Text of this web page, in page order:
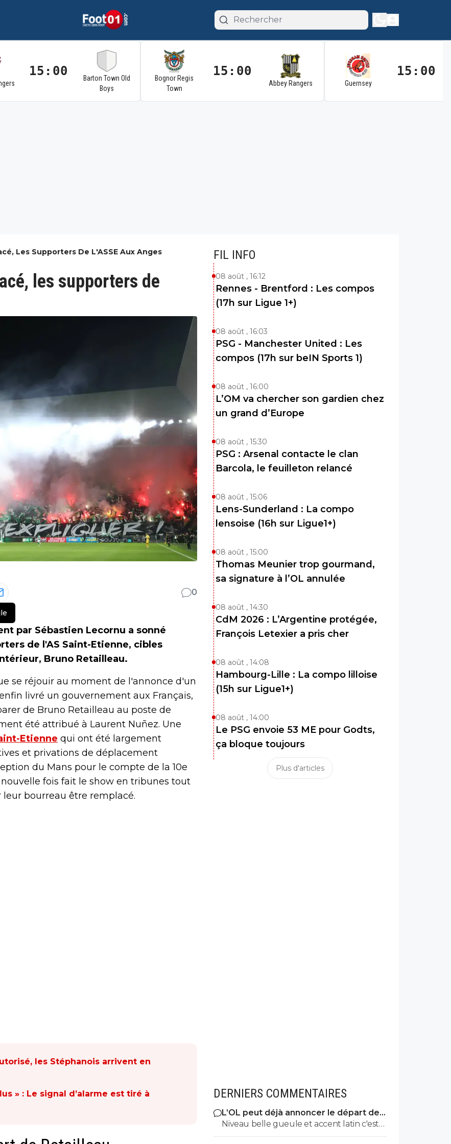
15:00
Barton Town Old
Boys
Bognor Regis
Town
15:00
Abbey Rangers Guernsey
15:00
Les Supporters De L'ASSE Aux Anges
les supporters de
0
par Sébastien Lecornu a sonné
de l'AS Saint-Etienne, cibles
Bruno Retailleau.
se réjouir au moment de l'annonce d'un
livré un gouvernement aux Français,
de Bruno Retailleau au poste de
été attribué à Laurent Nuñez. Une
Etienne qui ont été largement
et privations de déplacement
du Mans pour le compte de la 10e
fois fait le show en tribunes tout
bourreau être remplacé.
les Stéphanois arrivent en
» : Le signal d’alarme est tiré à
FIL INFO
08 août , 16:12
Rennes - Brentford : Les compos
(17h sur Ligue 1+)
08 août , 16:03
PSG - Manchester United : Les
compos (17h sur beIN Sports 1)
08 août , 16:00
L’OM va chercher son gardien chez
un grand d’Europe
08 août , 15:30
PSG : Arsenal contacte le clan
Barcola, le feuilleton relancé
08 août , 15:06
Lens-Sunderland : La compo
lensoise (16h sur Ligue1+)
08 août , 15:00
Thomas Meunier trop gourmand,
sa signature à l’OL annulée
08 août , 14:30
CdM 2026 : L’Argentine protégée,
François Letexier a pris cher
08 août , 14:08
Hambourg-Lille : La compo lilloise
(15h sur Ligue1+)
08 août , 14:00
Le PSG envoie 53 ME pour Godts,
ça bloque toujours
Plus d'articles
DERNIERS COMMENTAIRES
L’OL peut déjà annoncer le départ de
Fonseca
Niveau belle gueule et accent latin c'est
sans doute un des meilleurs mais niveau